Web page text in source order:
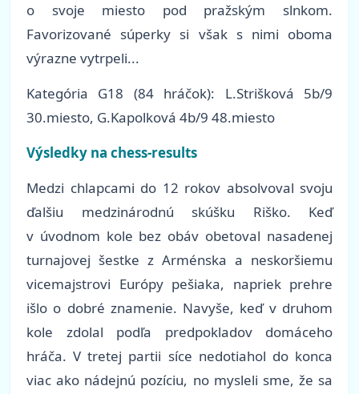
o svoje miesto pod pražským slnkom.
Favorizované súperky si však s nimi oboma
výrazne vytrpeli...
Kategória G18 (84 hráčok): L.Strišková 5b/9
30.miesto, G.Kapolková 4b/9 48.miesto
Výsledky na chess-results
Medzi chlapcami do 12 rokov absolvoval svoju
ďalšiu medzinárodnú skúšku Riško. Keď
v úvodnom kole bez obáv obetoval nasadenej
turnajovej šestke z Arménska a neskoršiemu
vicemajstrovi Európy pešiaka, napriek prehre
išlo o dobré znamenie. Navyše, keď v druhom
kole zdolal podľa predpokladov domáceho
hráča. V tretej partii síce nedotiahol do konca
viac ako nádejnú pozíciu, no mysleli sme, že sa